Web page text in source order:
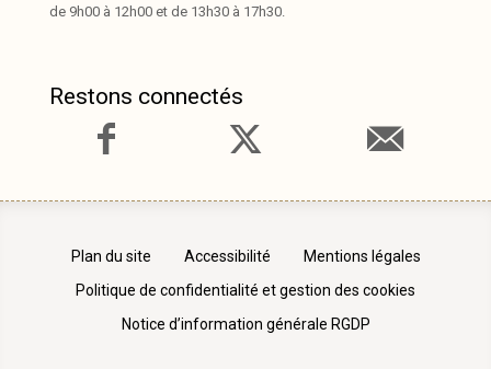
de 9h00 à 12h00 et de 13h30 à 17h30.
Restons connectés
Plan du site Accessibilité
Mentions légales
Politique de confidentialité et gestion des cookies
Notice d’information générale RGDP